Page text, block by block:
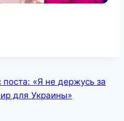
поста: «Я не держусь за
для Украины»